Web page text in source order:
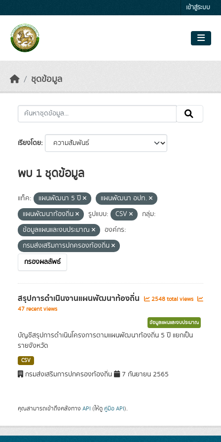
เข้าสู่ระบบ
ชุดข้อมูล
เรียงโดย
พบ 1 ชุดข้อมูล
แท็ค: แผนพัฒนา 5 ปี
แผนพัฒนา อปท.
แผนพัฒนาท้องถิ่น
รูปแบบ: CSV
กลุ่ม:
ข้อมูลแผนและงบประมาณ
องค์กร:
กรมส่งเสริมการปกครองท้องถิ่น
กรองผลลัพธ์
สรุปการดำเนินงานแผนพัฒนาท้องถิ่น
2548 total views
47 recent views
ข้อมูลแผนและงบประมาณ
บัญชีสรุปการดำเนินโครงการตามแผนพัฒนาท้องถิ่น 5 ปี แยกเป็น
รายจังหวัด
CSV
กรมส่งเสริมการปกครองท้องถิ่น 7 กันยายน 2565
คุณสามารถเข้าถึงคลังทาง API (ให้ดู คู่มือ API).